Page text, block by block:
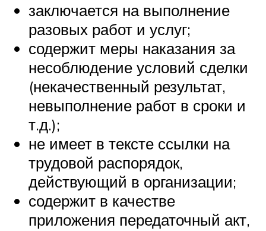
заключается на выполнение
разовых работ и услуг;
содержит меры наказания за
несоблюдение условий сделки
(некачественный результат,
невыполнение работ в сроки и
т.д.);
не имеет в тексте ссылки на
трудовой распорядок,
действующий в организации;
содержит в качестве
приложения передаточный акт,